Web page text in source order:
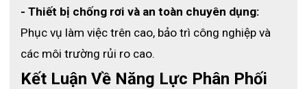
- Thiết bị chống rơi và an toàn chuyên dụng:
Phục vụ làm việc trên cao, bảo trì công nghiệp và
các môi trường rủi ro cao.
Kết Luận Về Năng Lực Phân Phối